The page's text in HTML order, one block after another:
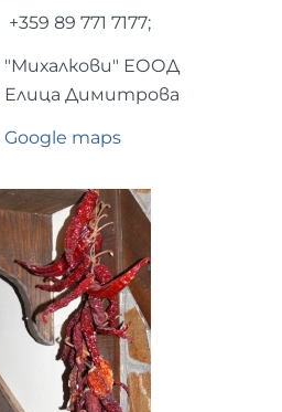
+359 89 771 7177;
"Михалкови" ЕООД
Елица Димитрова
Google maps